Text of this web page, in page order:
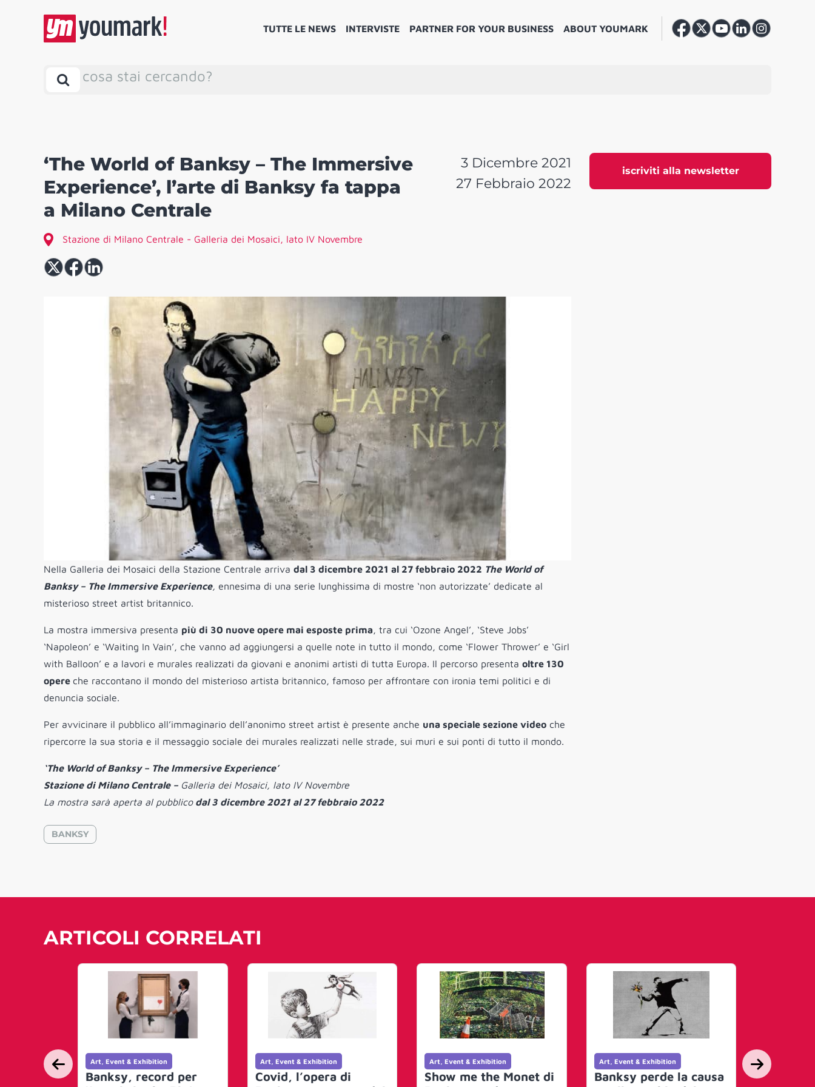
TUTTE LE NEWS INTERVISTE PARTNER FOR YOUR BUSINESS ABOUT YOUMARK
cosa stai cercando?
iscriviti alla newsletter
‘The World of Banksy – The Immersive
Experience’, l’arte di Banksy fa tappa
a Milano Centrale
Stazione di Milano Centrale - Galleria dei Mosaici, lato IV Novembre
3 Dicembre 2021
27 Febbraio 2022
Nella Galleria dei Mosaici della Stazione Centrale arriva dal 3 dicembre 2021 al 27 febbraio 2022 The World of
Banksy – The Immersive Experience, ennesima di una serie lunghissima di mostre ‘non autorizzate’ dedicate al
misterioso street artist britannico.
La mostra immersiva presenta più di 30 nuove opere mai esposte prima, tra cui ‘Ozone Angel’, ‘Steve Jobs’
‘Napoleon’ e ‘Waiting In Vain’, che vanno ad aggiungersi a quelle note in tutto il mondo, come ‘Flower Thrower’ e ‘Girl
with Balloon’ e a lavori e murales realizzati da giovani e anonimi artisti di tutta Europa. Il percorso presenta oltre 130
opere che raccontano il mondo del misterioso artista britannico, famoso per affrontare con ironia temi politici e di
denuncia sociale.
Per avvicinare il pubblico all’immaginario dell’anonimo street artist è presente anche una speciale sezione video che
ripercorre la sua storia e il messaggio sociale dei murales realizzati nelle strade, sui muri e sui ponti di tutto il mondo.
‘The World of Banksy – The Immersive Experience’
Stazione di Milano Centrale – Galleria dei Mosaici, lato IV Novembre
La mostra sarà aperta al pubblicodal 3 dicembre 2021 al 27 febbraio 2022
BANKSY
ARTICOLI CORRELATI
Art, Event & Exhibition
Banksy, record per
Art, Event & Exhibition
Covid, l’opera di
Art, Event & Exhibition
Show me the Monet di
Art, Event & Exhibition
Banksy perde la causa
Art, Event &
If you